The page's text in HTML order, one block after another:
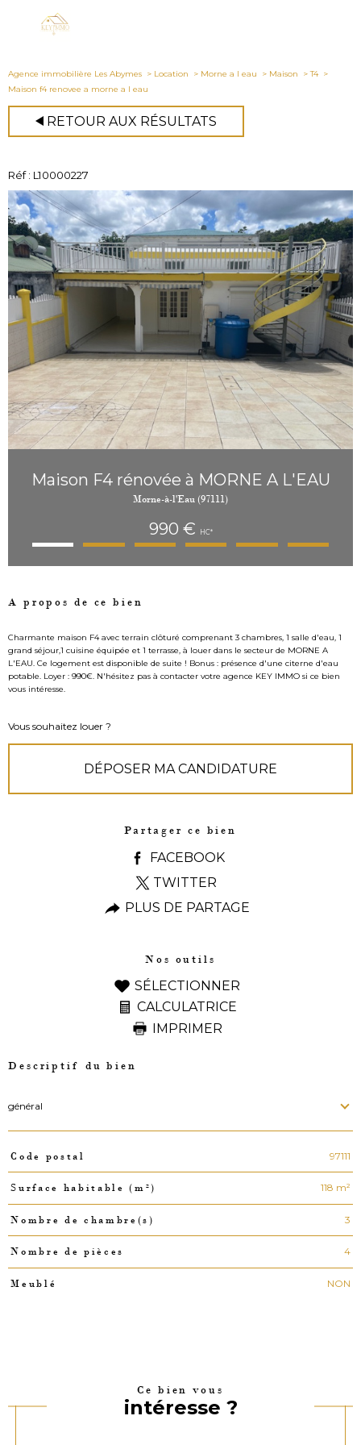
Agence immobilière Les Abymes Location Morne a l eau Maison
T4
Maison f4 renovee a morne a l eau
RETOUR AUX RÉSULTATS
Réf : L10000227
Maison F4 rénovée à MORNE A L'EAU
Morne-à-l'Eau (97111)
990 € HC*
A propos de ce bien
Charmante maison F4 avec terrain clôturé comprenant 3 chambres, 1 salle d'eau, 1
grand séjour,1 cuisine équipée et 1 terrasse, à louer dans le secteur de MORNE A
L'EAU. Ce logement est disponible de suite ! Bonus : présence d'une citerne d'eau
potable. Loyer : 990€. N'hésitez pas à contacter votre agence KEY IMMO si ce bien
vous intéresse.
Vous souhaitez louer ?
DÉPOSER MA CANDIDATURE
Partager ce bien
FACEBOOK
TWITTER
PLUS DE PARTAGE
Nos outils
SÉLECTIONNER
CALCULATRICE
IMPRIMER
Descriptif du bien
général
TRAD_PAMPERO_Caracteristique
Code postal 97111
Surface habitable (m²) 118 m²
Nombre de chambre(s) 3
Nombre de pièces 4
Meublé NON
Ce bien vous
intéresse ?